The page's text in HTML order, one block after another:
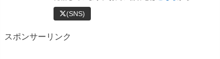
(SNS)
スポンサーリンク